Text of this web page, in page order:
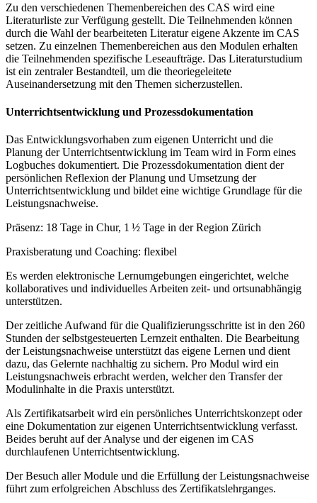
Zu den verschiedenen Themenbereichen des CAS wird eine
Literaturliste zur Verfügung gestellt. Die Teilnehmenden können
durch die Wahl der bearbeiteten Literatur eigene Akzente im CAS
setzen. Zu einzelnen Themenbereichen aus den Modulen erhalten
die Teilnehmenden spezifische Leseaufträge. Das Literaturstudium
ist ein zentraler Bestandteil, um die theoriegeleitete
Auseinandersetzung mit den Themen sicherzustellen.
Unterrichtsentwicklung und Prozessdokumentation
Das Entwicklungsvorhaben zum eigenen Unterricht und die
Planung der Unterrichtsentwicklung im Team wird in Form eines
Logbuches dokumentiert. Die Prozessdokumentation dient der
persönlichen Reflexion der Planung und Umsetzung der
Unterrichtsentwicklung und bildet eine wichtige Grundlage für die
Leistungsnachweise.
Präsenz: 18 Tage in Chur, 1 ½ Tage in der Region Zürich
Praxisberatung und Coaching: flexibel
Es werden elektronische Lernumgebungen eingerichtet, welche
kollaboratives und individuelles Arbeiten zeit- und ortsunabhängig
unterstützen.
Der zeitliche Aufwand für die Qualifizierungsschritte ist in den 260
Stunden der selbstgesteuerten Lernzeit enthalten. Die Bearbeitung
der Leistungsnachweise unterstützt das eigene Lernen und dient
dazu, das Gelernte nachhaltig zu sichern. Pro Modul wird ein
Leistungsnachweis erbracht werden, welcher den Transfer der
Modulinhalte in die Praxis unterstützt.
Als Zertifikatsarbeit wird ein persönliches Unterrichtskonzept oder
eine Dokumentation zur eigenen Unterrichtsentwicklung verfasst.
Beides beruht auf der Analyse und der eigenen im CAS
durchlaufenen Unterrichtsentwicklung.
Der Besuch aller Module und die Erfüllung der Leistungsnachweise
führt zum erfolgreichen Abschluss des Zertifikatslehrganges.